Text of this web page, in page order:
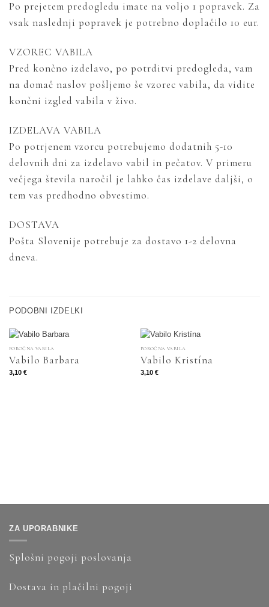
Po prejetem predogledu imate na voljo 1 popravek. Za
vsak naslednji popravek je potrebno doplačilo 10 eur.
VZOREC VABILA
Pred končno izdelavo, po potrditvi predogleda, vam
na domač naslov pošljemo še vzorec vabila, da vidite
končni izgled vabila v živo.
IZDELAVA VABILA
Po potrjenem vzorcu potrebujemo dodatnih 5-10
delovnih dni za izdelavo vabil in pečatov. V primeru
večjega števila naročil je lahko čas izdelave daljši, o
tem vas predhodno obvestimo.
DOSTAVA
Pošta Slovenije potrebuje za dostavo 1-2 delovna
dneva.
PODOBNI IZDELKI
POROČNA VABILA
Vabilo Barbara
3,10 €
POROČNA VABILA
Vabilo Kristína
3,10 €
ZA UPORABNIKE
Splošni pogoji poslovanja
Dostava in plačilni pogoji